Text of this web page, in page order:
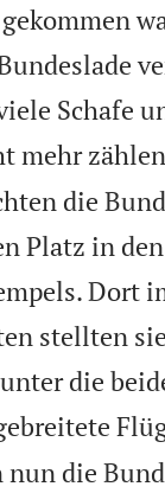
Schafe
mehr
die
Platz in
Dort
stellten
die
die